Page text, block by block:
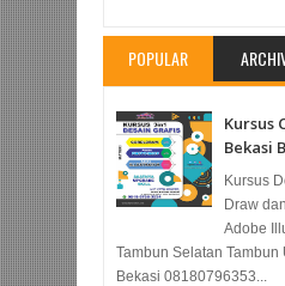
POPULAR
Kursus
Bekasi
Kursus
Draw
Adobe
Tambun Selatan Tambun
Bekasi 08180796353...